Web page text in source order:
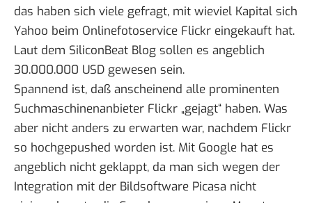
das haben sich viele gefragt, mit wieviel Kapital sich
Yahoo beim Onlinefotoservice Flickr eingekauft hat.
Laut dem SiliconBeat Blog sollen es angeblich
30.000.000 USD gewesen sein.
Spannend ist, daß anscheinend alle prominenten
Suchmaschinenanbieter Flickr „gejagt“ haben. Was
aber nicht anders zu erwarten war, nachdem Flickr
so hochgepushed worden ist. Mit Google hat es
angeblich nicht geklappt, da man sich wegen der
Integration mit der Bildsoftware Picasa nicht